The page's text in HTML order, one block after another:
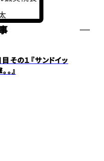
その１『サンドイッ
。』